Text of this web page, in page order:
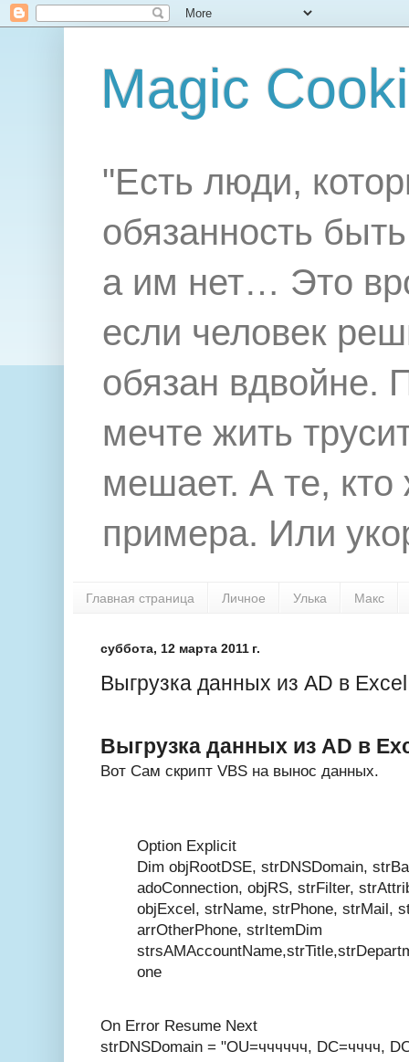
Magic
"Есть люди,
обязанность
а им нет… Это
если человек
обязан вдвойне.
мечте жить
мешает. А те,
примера. Или
Главная страница Личное Улька Макс
суббота, 12 марта 2011 г.
Выгрузка данных из AD в
Выгрузка данных из AD в
Вот Сам скрипт VBS на вынос данных.
Option Explicit
Dim objRootDSE, strDNSDomain,
adoConnection, objRS, strFilter,
objExcel, strName, strPhone, strMail,
arrOtherPhone, strItemDim
one
On Error Resume Next
strDNSDomain = "OU=чччччч, DC=чччч,